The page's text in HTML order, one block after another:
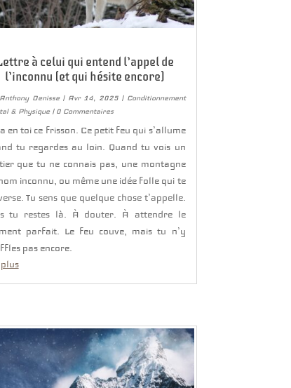
à celui qui entend l’appel de
l’inconnu (et qui hésite encore)
Anthony Denisse| Avr 14, 2025| Conditionnement
& Physique| 0 Commentaires
en toi ce frisson. Ce petit feu qui s’allume
tu regardes au loin. Quand tu vois un
que tu ne connais pas, une montagne
inconnu, ou même une idée folle qui te
Tu sens que quelque chose t’appelle.
tu restes là. À douter. À attendre le
parfait. Le feu couve, mais tu n’y
pas encore.